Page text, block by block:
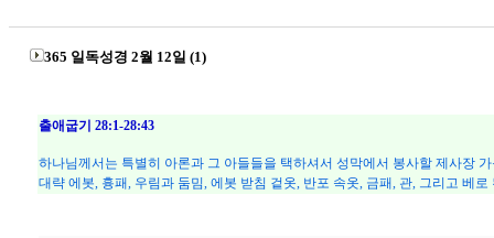
365 일독성경 2월 12일 (1)
출애굽기 28:1-28:43
하나님께서는 특별히 아론과 그 아들들을 택하셔서 성막에서 봉사할 제사장
대략 에봇, 흉패, 우림과 둠밈, 에봇 받침 겉옷, 반포 속옷, 금패, 관, 그리고 베